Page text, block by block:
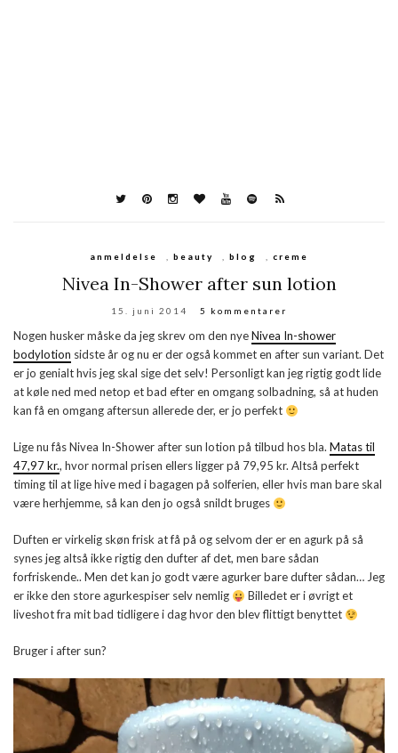
anmeldelse , beauty , blog , creme
Nivea In-Shower after sun lotion
15. juni 2014 5 kommentarer
Nogen husker måske da jeg skrev om den nyeNivea In-shower
bodylotion sidste år og nu er der også kommet en after sun variant. Det
er jo genialt hvis jeg skal sige det selv! Personligt kan jeg rigtig godt lide
at køle ned med netop et bad efter en omgang solbadning, så at huden
kan få en omgang aftersun allerede der, er jo perfekt
Lige nu fås Nivea In-Shower after sun lotion på tilbud hos bla. Matas til
47,97 kr., hvor normal prisen ellers ligger på 79,95 kr. Altså perfekt
timing til at lige hive med i bagagen på solferien, eller hvis man bare skal
være herhjemme, så kan den jo også snildt bruges
Duften er virkelig skøn frisk at få på og selvom der er en agurk på så
synes jeg altså ikke rigtig den dufter af det, men bare sådan
forfriskende.. Men det kan jo godt være agurker bare dufter sådan… Jeg
er ikke den store agurkespiser selv nemlig
Billedet er i øvrigt et
liveshot fra mit bad tidligere i dag hvor den blev flittigt benyttet
Bruger i after sun?